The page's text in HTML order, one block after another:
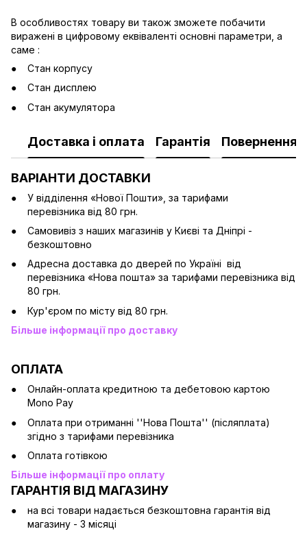
В особливостях товару ви також зможете побачити
виражені в цифровому еквіваленті основні параметри, а
саме :
Стан корпусу
Стан дисплею
Стан акумулятора
Доставка і оплата Гарантія Повернення
ВАРІАНТИ ДОСТАВКИ
У відділення «Нової Пошти», за тарифами
перевізника від 80 грн.
Cамовивіз з наших магазинів у Києві та Дніпрі -
безкоштовно
Адресна доставка до дверей по Україні від
перевізника «Нова пошта» за тарифами перевізника від
80 грн.
Кур'єром по місту від 80 грн.
Більше інформації про доставку
ОПЛАТА
Онлайн-оплата кредитною та дебетовою картою
Mono Pay
Оплата при отриманні ''Нова Пошта'' (післяплата)
згідно з тарифами перевізника
Оплата готівкою
Більше інформації про оплату
ГАРАНТІЯ ВІД МАГАЗИНУ
на всі товари надається безкоштовна гарантія від
магазину - 3 місяці